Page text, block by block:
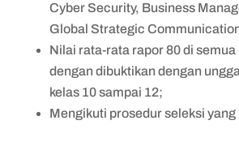
Cyber Security, Business
Global Strategic
Nilai rata-rata rapor 80 di
dengan dibuktikan dengan
kelas 10 sampai 12;
Mengikuti prosedur seleksi yang